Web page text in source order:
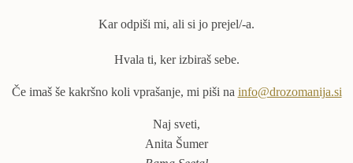
Kar odpiši mi, ali si jo prejel/-a.
Hvala ti, ker izbiraš sebe.
Če imaš še kakršno koli vprašanje, mi piši na info@drozomanija.si
Naj sveti,
Anita Šumer